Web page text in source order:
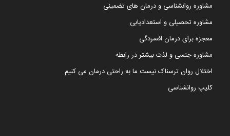
مشاوره روانشناسی و درمان های تضمینی
مشاوره تحصیلی و استعدادیابی
معجزه برای درمان افسردگی
مشاوره جنسی و لذت بیشتر در رابطه
اختلال روان ترسناک نیست ما به راحتی درمان می کنیم
کلیپ روانشناسی